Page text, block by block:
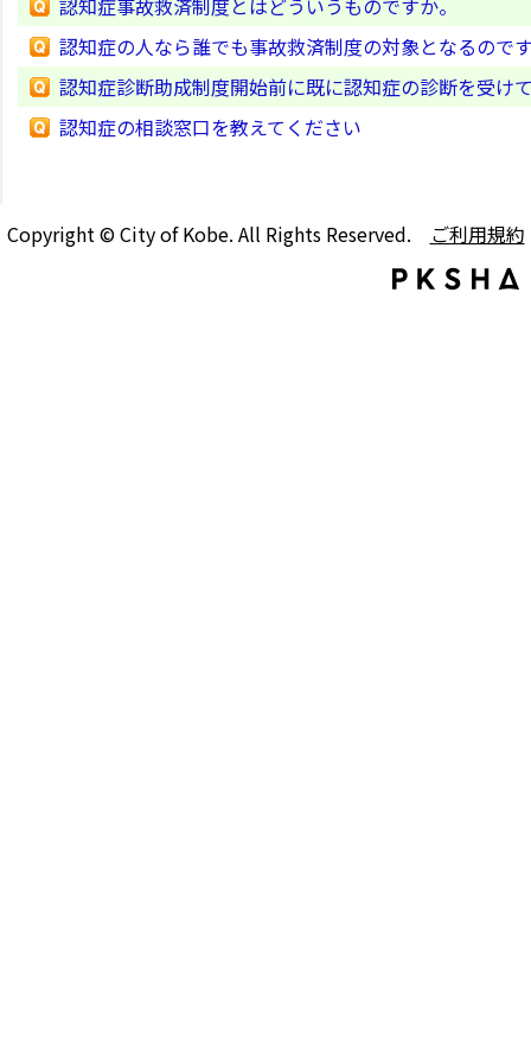
認知症事故救済制度とはどういうものですか。
認知症の人なら誰でも事故救済制度の対象となるので
認知症診断助成制度開始前に既に認知症の診断を受け
認知症の相談窓口を教えてください
Copyright © City of Kobe. All Rights Reserved. ご利用規約